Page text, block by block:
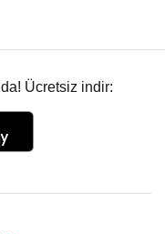
Ücretsiz indir: